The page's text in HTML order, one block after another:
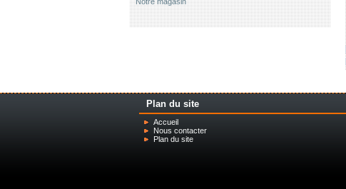
Plan du site
Accueil
Nous contacter
Plan du site